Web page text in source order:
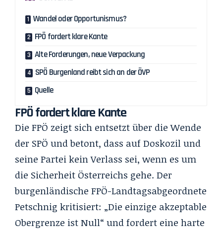
Wandel oder Opportunismus?
FPÖ fordert klare Kante
Alte Forderungen, neue Verpackung
SPÖ Burgenland reibt sich an der ÖVP
Quelle
FPÖ fordert klare Kante
Die FPÖ zeigt sich entsetzt über die Wende
der SPÖ und betont, dass auf Doskozil und
seine Partei kein Verlass sei, wenn es um
die Sicherheit Österreichs gehe. Der
burgenländische FPÖ-Landtagsabgeordnete
Petschnig kritisiert: „Die einzige akzeptable
Obergrenze ist Null“ und fordert eine harte